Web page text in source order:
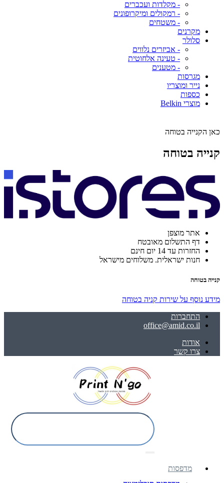
- מקלדות ועכברים
- רמקולים ומיקרופונים
- משטחים
מקרנים
סלולר
- אביזרים נלווים
- טעינה אלחוטית
- מטענים
מגרסות
נייר ומוצריו
כספות
מוצרי Belkin
כאן הקנייה בטוחה
קנייה בטוחה
אתר מוצפן
דף התשלום מאובטח
החזרות עד 14 יום חינם
חנות ישראלית. משלוחים מישראל
קנייה בטוחה
מידע נוסף על שירות קניה בטוחה
התחברות
office@amid.co.il
אודות
צרו קשר
מדפסות